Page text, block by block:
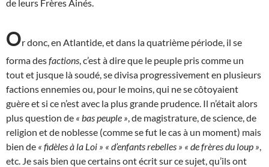
de leurs Frères Ainés.
Or donc, en Atlantide, et dans la quatrième période, il se
forma desfactions , c’est à dire que le peuple pris comme un
tout et jusque là soudé, se divisa progressivement en plusieurs
factions ennemies ou, pour le moins, qui ne se côtoyaient
guère et si ce n’est avec la plus grande prudence. Il n’était alors
plus question de « bas peuple » , de magistrature, de science, de
religion et de noblesse (comme se fut le cas à un moment) mais
bien de « fidèles à la Loi » « d’enfants rebelles » « de frères du loup »
etc. Je sais bien que certains ont écrit sur ce sujet, qu’ils ont